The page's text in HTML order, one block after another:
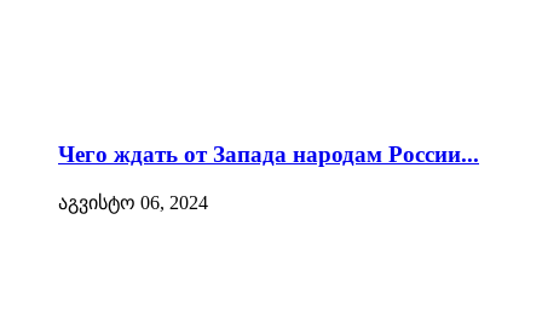
Чего ждать от Запада народам России...
აგვისტო 06, 2024